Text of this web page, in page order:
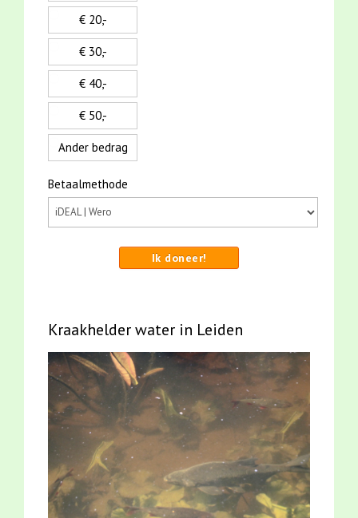
€ 20,-
€ 30,-
€ 40,-
€ 50,-
Ander bedrag
Betaalmethode
Ik doneer!
Kraakhelder water in Leiden